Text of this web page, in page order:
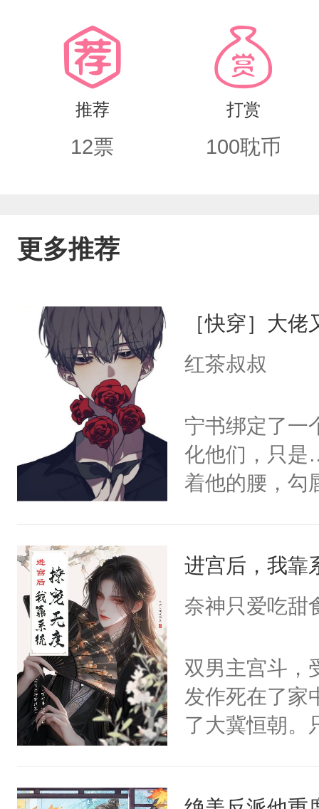
推荐
12票
打赏
100耽币
更多推荐
［快穿］大
红茶叔叔
宁书绑定了一
化他们，只是
着他的腰，勾
来，给老公亲
用力——为你
进宫后，我靠
奈神只爱吃甜
双男主宫斗，
发作死在了家
了大冀恒朝。